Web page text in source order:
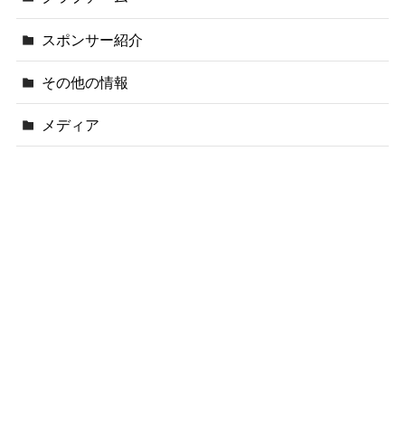
スポンサー紹介
その他の情報
メディア